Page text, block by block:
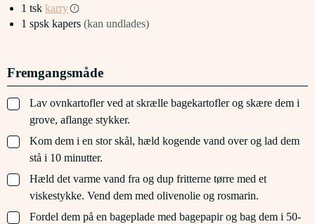
1 tsk karry
1 spsk kapers (kan undlades)
Fremgangsmåde
▢
Lav ovnkartofler ved at skrælle bagekartofler og skære dem i
grove, aflange stykker.
▢
Kom dem i en stor skål, hæld kogende vand over og lad dem
stå i 10 minutter.
▢
Hæld det varme vand fra og dup fritterne tørre med et
viskestykke. Vend dem med olivenolie og rosmarin.
▢
Fordel dem på en bageplade med bagepapir og bag dem i 50-